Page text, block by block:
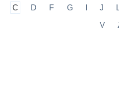
C D F G J
V